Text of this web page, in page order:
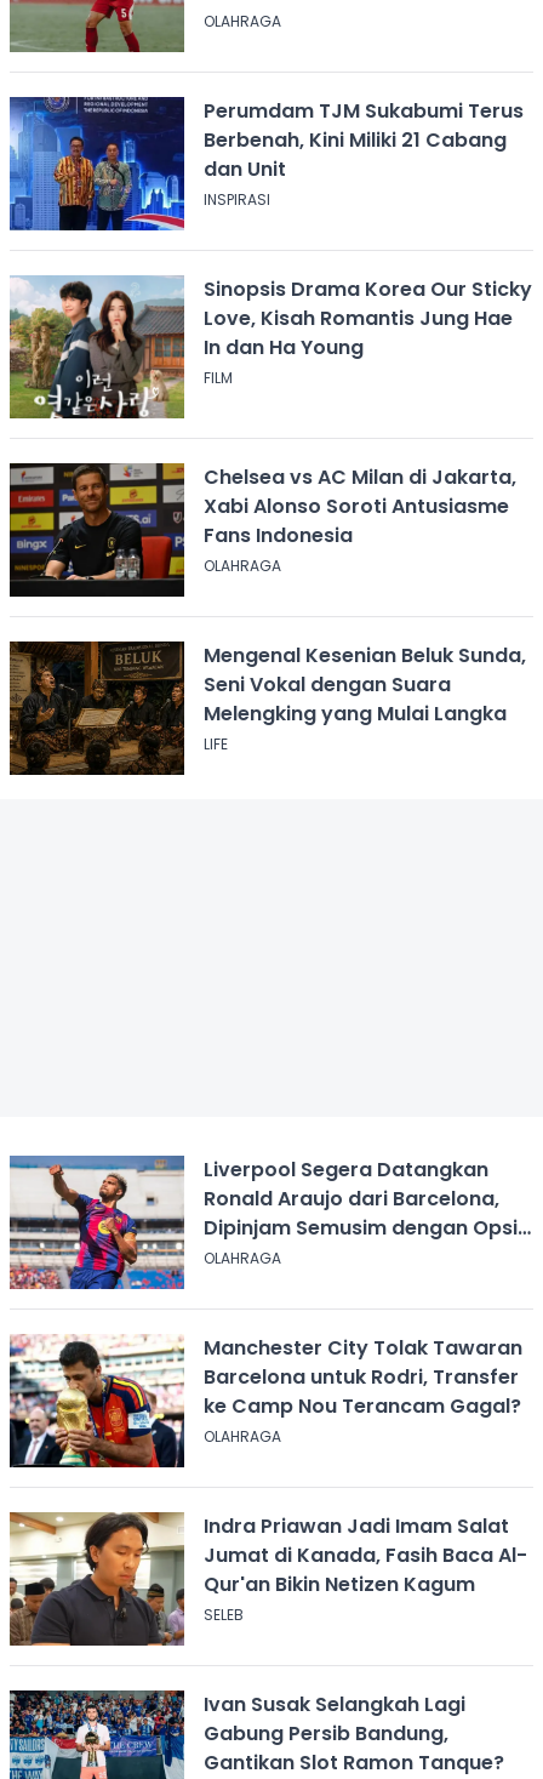
OLAHRAGA
Perumdam TJM Sukabumi Terus
Berbenah, Kini Miliki 21 Cabang
dan Unit
INSPIRASI
Sinopsis Drama Korea Our Sticky
Love, Kisah Romantis Jung Hae
In dan Ha Young
FILM
Chelsea vs AC Milan di Jakarta,
Xabi Alonso Soroti Antusiasme
Fans Indonesia
OLAHRAGA
Mengenal Kesenian Beluk Sunda,
Seni Vokal dengan Suara
Melengking yang Mulai Langka
LIFE
Liverpool Segera Datangkan
Ronald Araujo dari Barcelona,
Dipinjam Semusim dengan Opsi
Permanen?
OLAHRAGA
Manchester City Tolak Tawaran
Barcelona untuk Rodri, Transfer
ke Camp Nou Terancam Gagal?
OLAHRAGA
Indra Priawan Jadi Imam Salat
Jumat di Kanada, Fasih Baca Al-
Qur'an Bikin Netizen Kagum
SELEB
Ivan Susak Selangkah Lagi
Gabung Persib Bandung,
Gantikan Slot Ramon Tanque?